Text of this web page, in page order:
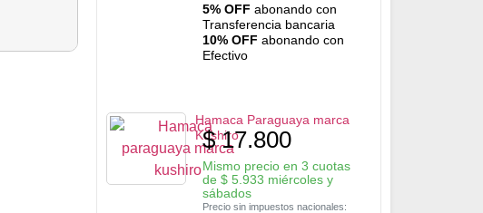
5% OFF abonando con
Transferencia bancaria
10% OFF abonando con
Efectivo
Hamaca Paraguaya marca
Kushiro
$17.800
Mismo precio en 3 cuotas
de$ 5.933 miércoles y
sábados
Precio sin impuestos nacionales: